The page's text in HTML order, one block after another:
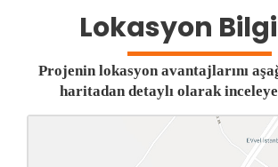
Lokasyon
Projenin lokasyon avantajlarını
haritadan detaylı olarak